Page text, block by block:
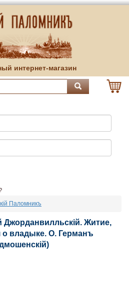
интернет-магазин
Паломникъ
Джорданвилльскiй. Житие,
владыке. О. Германъ